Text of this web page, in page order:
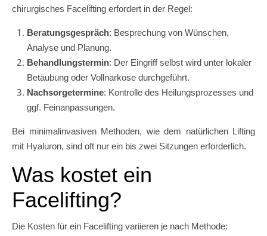
chirurgisches Facelifting erfordert in der Regel:
Beratungsgespräch: Besprechung von Wünschen,
Analyse und Planung.
Behandlungstermin: Der Eingriff selbst wird unter lokaler
Betäubung oder Vollnarkose durchgeführt.
Nachsorgetermine: Kontrolle des Heilungsprozesses und
ggf. Feinanpassungen.
Bei minimalinvasiven Methoden, wie dem natürlichen Lifting
mit Hyaluron, sind oft nur ein bis zwei Sitzungen erforderlich.
Was kostet ein
Facelifting?
Die Kosten für ein Facelifting variieren je nach Methode: